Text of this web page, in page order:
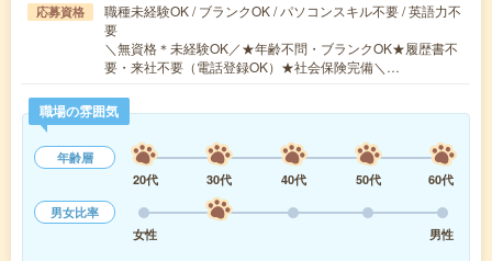
応募資格
職種未経験OK / ブランクOK / パソコンスキル不要 / 英語力不
要
＼無資格＊未経験OK／★年齢不問・ブランクOK★履歴書不
要・来社不要（電話登録OK）★社会保険完備＼…
職場の雰囲気
年齢層
20代
30代 40代 50代
60代
男女比率
女性
男性